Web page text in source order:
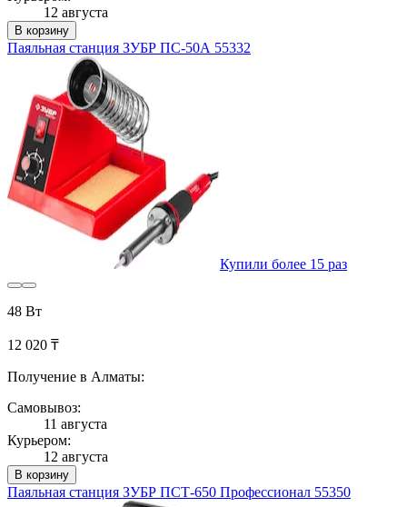
12 августа
В корзину
Паяльная станция ЗУБР ПС-50А 55332
Купили более 15 раз
48 Вт
12 020 ₸
Получение в Алматы:
Самовывоз:
11 августа
Курьером:
12 августа
В корзину
Паяльная станция ЗУБР ПСТ-650 Профессионал 55350